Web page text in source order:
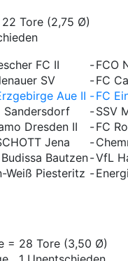
Tore (2,75 Ø)
FC II -FCO
SV -FC
Aue II -FC
Sandersdorf -SSV
Dresden II -FC
Jena -
Budissa Bautzen-VfL
Weiß Piesteritz -
= 28 Tore (3,50 Ø)